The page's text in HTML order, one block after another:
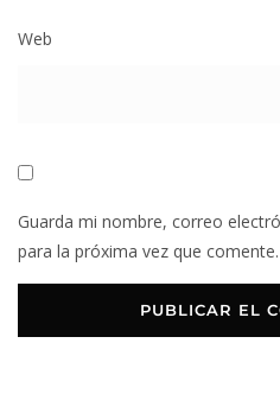
Web
Guarda mi nombre, correo
para la próxima vez que comente.